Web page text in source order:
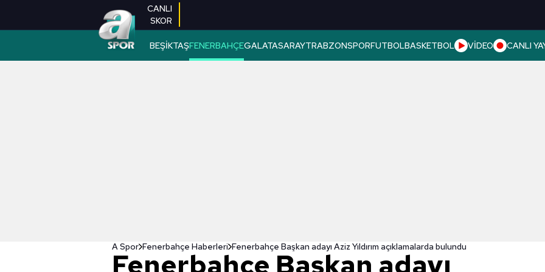
CANLI
SKOR
BEŞİKTAŞFENERBAHÇEGALATASARAYTRABZONSPORFUTBOLBASKETBOL VİDEO CANLI
A Spor Fenerbahçe Haberleri Fenerbahçe Başkan adayı Aziz Yıldırım açıklamalarda bulundu
Fenerbahçe Başkan adayı